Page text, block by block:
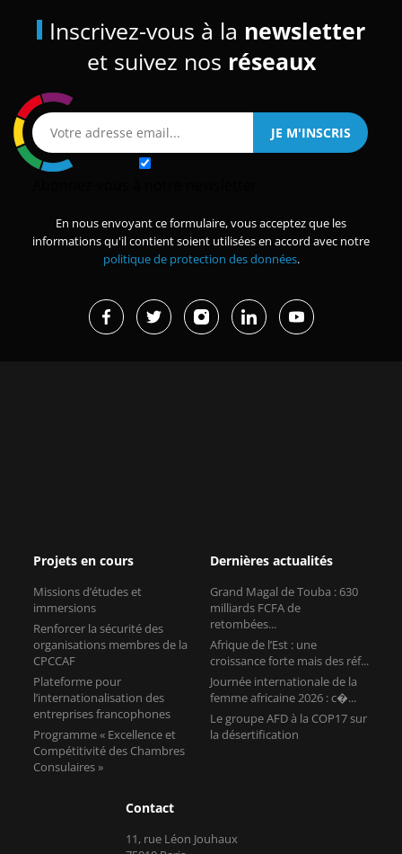
Inscrivez-vous à la newsletter
et suivez nos réseaux
En nous envoyant ce formulaire, vous acceptez que les
informations qu'il contient soient utilisées en accord avec notre
politique de protection des données.
CPCCAF
l’internationalisation des
entreprises francophones
Programme « Excellence et
Compétitivité des Chambres
Consulaires »
croissance forte mais des réf...
femme africaine 2026 : c�...
Le groupe AFD à la COP17 sur
Contact
11, rue Léon Jouhaux
75010 Paris
Mail : cpccaf@cci-paris-idf.fr